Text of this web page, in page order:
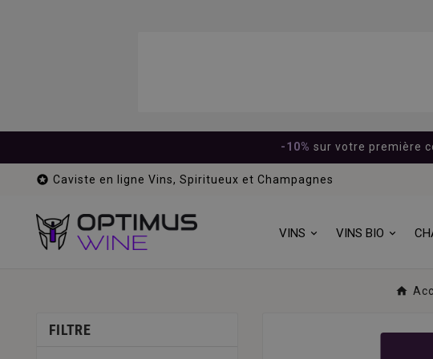
-10% sur votre première
 Caviste en ligne Vins, Spiritueux et Champagnes
VINS VINS BIO
FILTRE